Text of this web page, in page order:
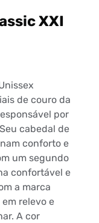
XXI
de couro da
por
cabedal de
conforto e
um segundo
confortável e
a marca
em relevo e
A cor